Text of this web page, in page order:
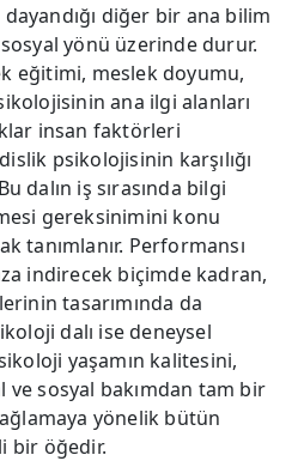
diğer bir ana bilim
yönü üzerinde durur.
eğitimi, meslek doyumu,
ana ilgi alanları
insan faktörleri
psikolojisinin karşılığı
dalın iş sırasında bilgi
gereksinimini konu
tanımlanır. Performansı
indirecek biçimde kadran,
tasarımında da
dalı ise deneysel
yaşamın kalitesini,
ve sosyal bakımdan tam bir
yönelik bütün
bir öğedir.